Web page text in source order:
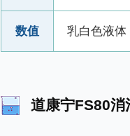
数值 乳白色液体
道康宁FS80消